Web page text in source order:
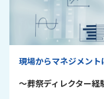
現場からマネジメント
～葬祭ディレクター